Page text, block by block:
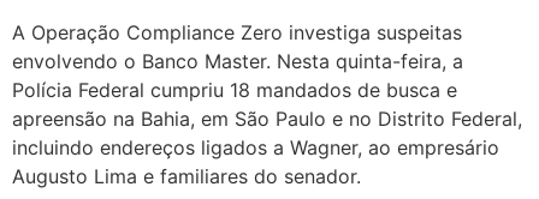
A Operação Compliance Zero investiga suspeitas
envolvendo o Banco Master. Nesta quinta-feira, a
Polícia Federal cumpriu 18 mandados de busca e
apreensão na Bahia, em São Paulo e no Distrito Federal,
incluindo endereços ligados a Wagner, ao empresário
Augusto Lima e familiares do senador.